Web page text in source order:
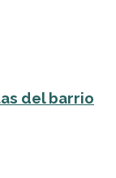
del barrio